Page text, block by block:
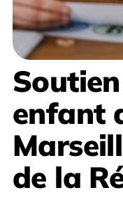
enfant
de la